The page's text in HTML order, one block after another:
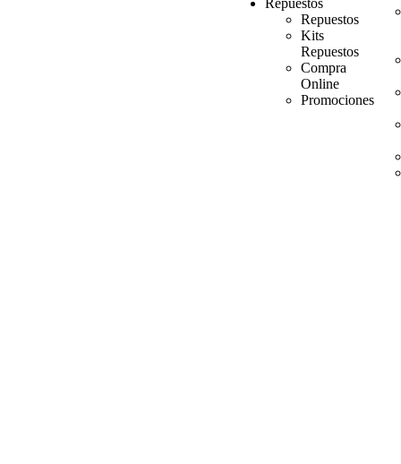
Repuestos
Repuestos
Kits
Repuestos
Compra
Online
Promociones